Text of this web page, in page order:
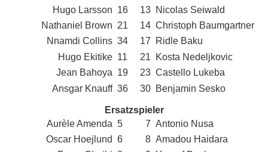
Hugo Larsson 16 13 Nicolas Seiwald
Nathaniel Brown 21 14 Christoph Baumgartner
Nnamdi Collins 34 17
Ridle Baku
Hugo Ekitike 11 21
Kosta Nedeljkovic
Jean Bahoya 19 23 Castello Lukeba
Ansgar Knauff 36 30 Benjamin Sesko
Ersatzspieler
Aurèle Amenda 5 7 Antonio Nusa
Oscar Hoejlund 6 8 Amadou Haidara